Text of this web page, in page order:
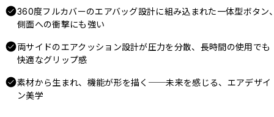
360度フルカバーのエアバッグ設計に組み込まれた一体型ボタン
側面への衝撃にも強い
両サイドのエアクッション設計が圧力を分散、長時間の使用でも
快適なグリップ感
素材から生まれ、機能が形を描く──未来を感じる、エアデザイ
ン美学